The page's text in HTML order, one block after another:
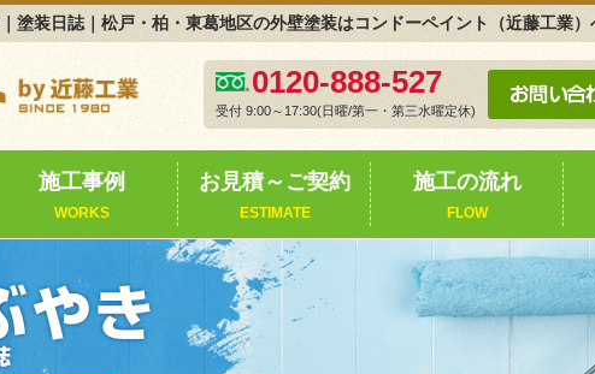
装日誌｜松戸・柏・東葛地区の外壁塗装はコンドーペイント（近藤工業）
0120-888-527
受付 9:00～17:30(日曜/第一・第三水曜定休)
施工事例
WORKS
お見積～ご契約
ESTIMATE
施工の流れ
FLOW